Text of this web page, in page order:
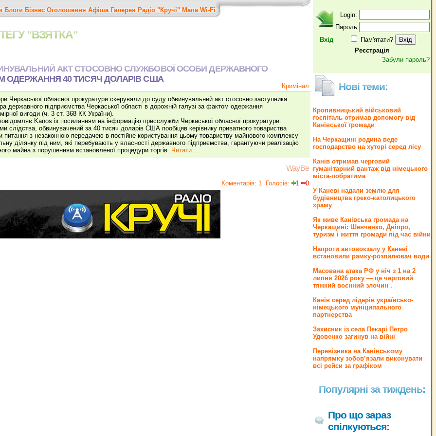
Блоги Бізнес Оголошення Афіша Галерея Радіо "Кручі" Мапа Wi-Fi
"ВЗЯТКА"
АКТ СТОСОВНО СЛУЖБОВОЇ ОСОБИ ДЕРЖАВНОГО
ОДЕРЖАННЯ 40 ТИСЯЧ ДОЛАРІВ США
Кримінал
Черкаської обласної прокуратури скерували до суду обвинувальний акт стосовно заступника
державного підприємства Черкаської області в дорожній галузі за фактом одержання
вигоди (ч. 3 ст. 368 КК України).
Kanos із посиланням на інформацію пресслужби Черкаської обласної прокуратури.
слідства, обвинувачений за 40 тисяч доларів США пообіцяв керівнику приватного товариства
питання з незаконною передачею в постійне користування цьому товариству майнового комплексу
ділянку під ним, які перебувають у власності державного підприємства, гарантуючи реалізацію
майна з порушенням встановленої процедури торгів. Читати...
WayBe
Коментарів: 1 Голосів: 1 0
Вхід
Login:
Пароль
Пам'ятати?
Реєстрація
Забули пароль?
Нові теми:
Кропивницький військовий
госпіталь отримав допомогу від
Канівської громади
На Черкащині родина веде
господарство на хуторі серед лісу
Канів отримав черговий
гуманітарний вантаж від німецького
міста-побратима
У Каневі надали землю для
будівництва греко‐католицького
храму
Як живе Канівська громада на
Черкащині: Шевченко, Дніпро,
туризм і життя громади під час війни
Напроти автовокзалу у Каневі
встановили рамку-розпилювач води
Масована атака РФ у ніч з 1 на 2
липня 2026 року — це черговий
тяжкий воєнний злочин .
Канів серед лідерів українсько-
німецького муніципального
партнерства
Захисник із села Пекарі Петро
Удовенко загинув на війні
Перевізника на Канівському
напрямку зобов’язали виконувати
всі рейси за графіком
Популярні за тиждень:
Про що зараз
спілкуються: